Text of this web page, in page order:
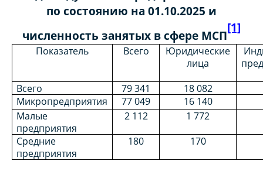
по состоянию на 01.10.2025 и
численность занятых в сфере МСП
[1]
Показатель Всего
Юридические
лица
Всего
79 341
18 082
Микропредприятия
77 049
16 140
Малые
предприятия
2 112
1 772
Средние
предприятия
180 170